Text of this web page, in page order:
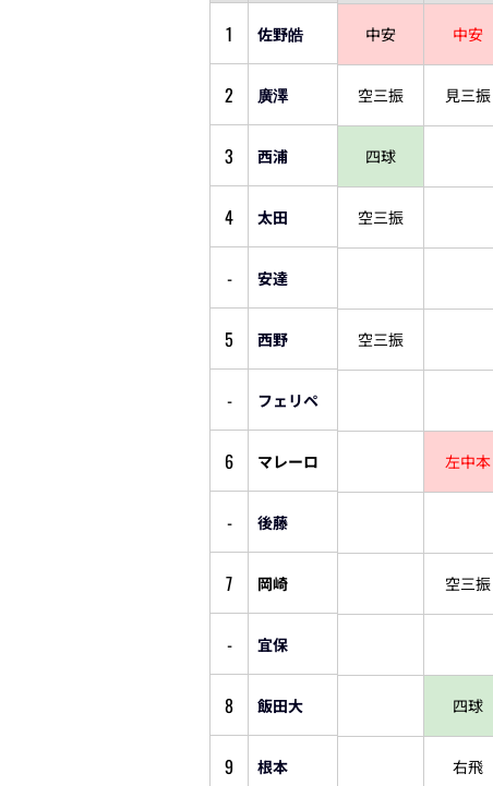
1 佐野皓 中安 中安
2 廣澤 空三振 見三振
3 西浦 四球
4 太田 空三振
- 安達
5 西野 空三振
- フェリペ
6 マレーロ 左中本
- 後藤
7 岡崎 空三振
- 宜保
8 飯田大 四球
9 根本 右飛